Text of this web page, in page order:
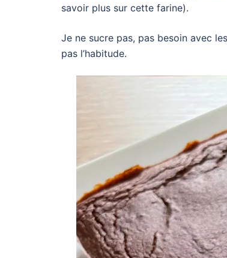
savoir plus sur cette farine).
Je ne sucre pas, pas besoin avec
pas l’habitude.